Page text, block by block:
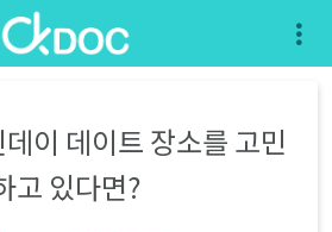
이 데이트 장소를 고민
고 있다면?